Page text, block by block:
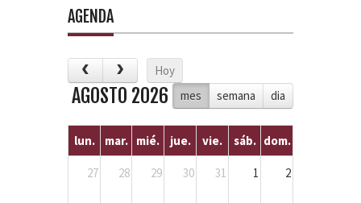
AGENDA
Hoy
mes
semana dia
AGOSTO 2026
lun. mar. mié. jue. vie. sáb. dom.
27 28 29 30 31 1 2